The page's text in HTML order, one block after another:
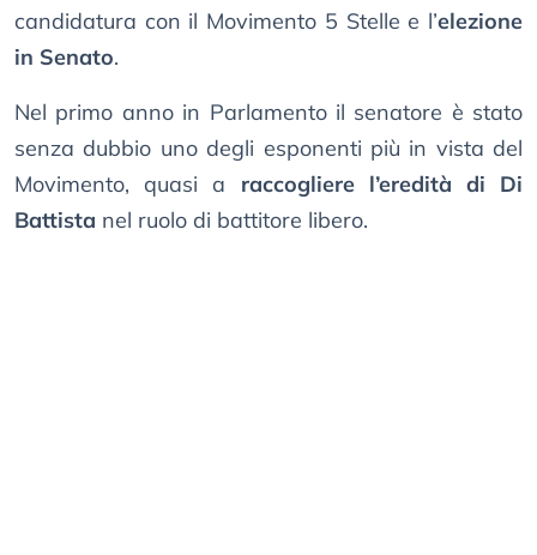
candidatura con il Movimento 5 Stelle e l’elezione
in Senato.
Nel primo anno in Parlamento il senatore è stato
senza dubbio uno degli esponenti più in vista del
Movimento, quasi a raccogliere l’eredità di Di
Battista nel ruolo di battitore libero.